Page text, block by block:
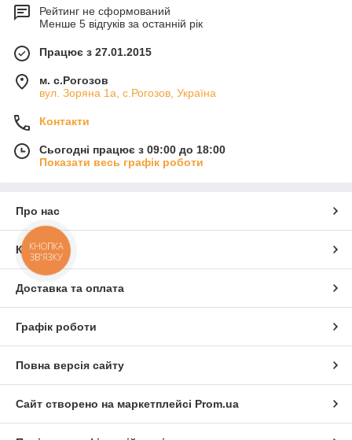
Рейтинг не сформований
Менше 5 відгуків за останній рік
Працює з 27.01.2015
м. с.Рогозов
вул. Зоряна 1а, с.Рогозов, Україна
Контакти
Сьогодні працює з 09:00 до 18:00
Показати весь графік роботи
Про нас
Контакти
Доставка та оплата
Графік роботи
Повна версія сайту
Сайт створено на маркетплейсі Prom.ua
КНОПКА
ЗВ'ЯЗКУ